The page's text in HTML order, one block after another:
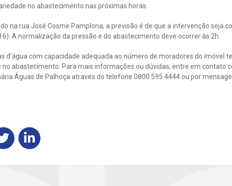
no abastecimento nas próximas horas.
na rua José Cosme Pamplona, a previsão é de que a intervenção seja
A normalização da pressão e do abastecimento deve ocorrer às 2h.
d’água com capacidade adequada ao número de moradores do imóvel
abastecimento. Para mais informações ou dúvidas, entre em contato
Águas de Palhoça através do telefone 0800 595 4444 ou por